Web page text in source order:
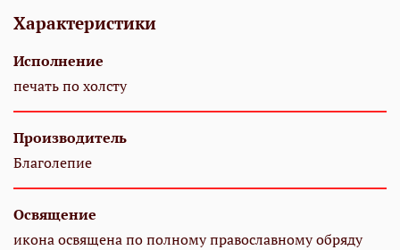
Характеристики
Исполнение
печать по холсту
Производитель
Благолепие
Освящение
икона освящена по полному православному обряду